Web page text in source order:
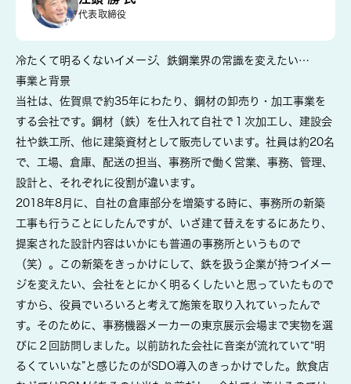
代表取締役
冷たくて明るくないイメージ、鉄鋼業界の常識を変えたい…
事業と背景
当社は、佐賀県で約35年にわたり、鋼材の卸売り・加工事業を
する会社です。鋼材（鉄）を仕入れて自社で１次加工し、建設会
社や鉄工所、他に建築資材として販売しています。社員は約20名
で、工場、倉庫、配送の担当、事務所で働く営業、事務、管理、
設計と、それぞれに役割が違います。
2018年8月に、自社の倉庫部分を増築する時に、事務所の新築
工事も行うことにしたんですが、いざ建て替えをするにあたり、
提案された設計内容はいかにも普通の事務所というもので
（笑）。この新築をきっかけにして、鉄を扱う企業が持つイメー
ジを変えたい、会社をとにかく明るくしたいと思っていたもので
すから、役員でいろいろと考えて施策を取り入れていったんで
す。そのために、事務機器メーカーの東京展示会場まで実物を選
びに２回訪問しました。以前訪れた会社に音楽が流れていて“明
るくていいな”と感じたのがSDO導入のきっかけでした。飲食店